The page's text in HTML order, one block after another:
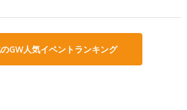
GW人気イベントランキング